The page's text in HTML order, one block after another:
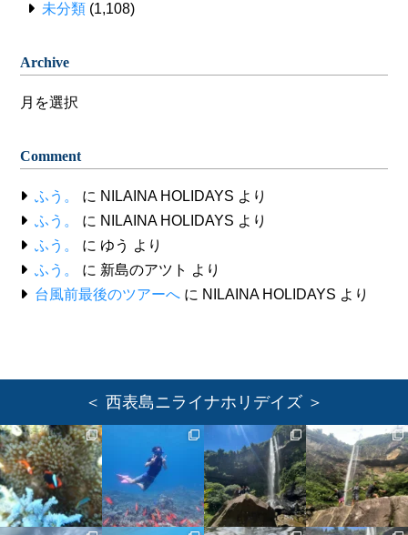
未分類 (1,108)
Archive
Archive
Comment
ふう。 に NILAINA HOLIDAYS より
ふう。
に NILAINA HOLIDAYS より
ふう。
に ゆう より
ふう。
に 新島のアツト より
台風前最後のツアーへ に NILAINA HOLIDAYS より
＜ 西表島ニライナホリデイズ ＞